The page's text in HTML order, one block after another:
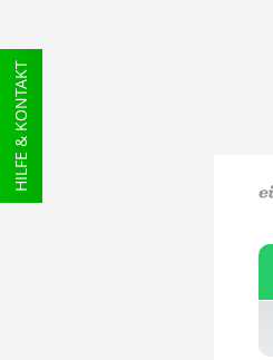
HILFE & KONTAKT